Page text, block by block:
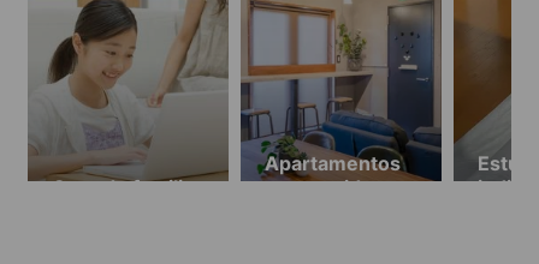
Casa de familia
Apartamentos
compartidos